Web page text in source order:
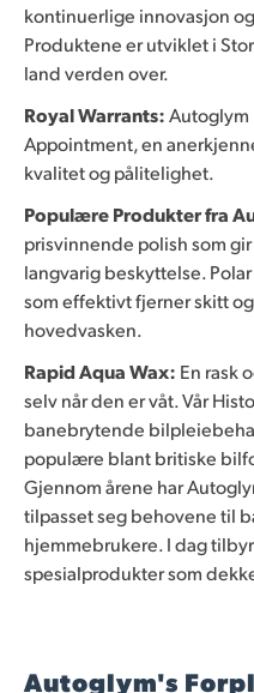
kontinuerlige innovasjon
Produktene er utviklet i
land verden over.
Royal Warrants:Autoglym
Appointment, en
kvalitet og pålitelighet.
Populære Produkter fra
prisvinnende polish som
langvarig beskyttelse.
som effektivt fjerner skitt
hovedvasken.
Rapid Aqua Wax: En rask
selv når den er våt. Vår
banebrytende
populære blant britiske
Gjennom årene har
tilpasset seg behovene til
hjemmebrukere. I dag
spesialprodukter som
Autoglym's